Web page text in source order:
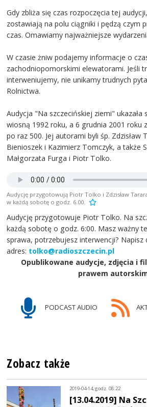
Gdy zbliża się czas rozpoczęcia tej
zostawiają na polu ciągniki i pędzą czym
czas. Omawiamy najważniejsze
W czasie żniw podajemy informacje o
zachodniopomorskimi elewatorami. Jeśli
interweniujemy, nie unikamy trudnych
Rolnictwa.
Audycja "Na szczecińskiej ziemi" ukazała
wiosną 1992 roku, a 6 grudnia 2001 roku
po raz 500. Jej autorami byli śp. Zdzisław
Bienioszek i Kazimierz Tomczyk, a także
Małgorzata Furga i Piotr Tolko.
Audycję przygotowują Piotr Tolko i Zdzisław
w każdą sobotę o godz. 6.00.
Audycję przygotowuje Piotr Tolko. Na
każdą sobotę o godz. 6:00. Masz ważny
sprawa, potrzebujesz interwencji? Napisz
adres: tolko@radioszczecin.pl
Opublikowane audycje, zdjęcia i
prawem
PODCAST AUDIO
Zobacz także
2019-04-14, godz. 08:22
[13.04.2019] Na